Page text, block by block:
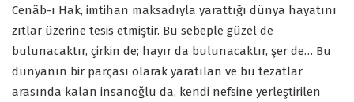
Cenâb-ı Hak, imtihan maksadıyla yarattığı dünya hayatını
zıtlar üzerine tesis etmiştir. Bu sebeple güzel de
bulunacaktır, çirkin de; hayır da bulunacaktır, şer de… Bu
dünyanın bir parçası olarak yaratılan ve bu tezatlar
arasında kalan insanoğlu da, kendi nefsine yerleştirilen